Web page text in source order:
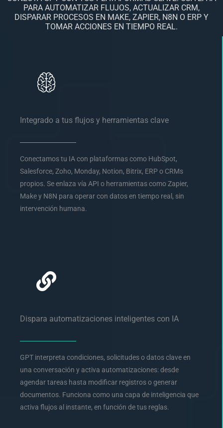
PARA AUTOMATIZAR FLUJOS, ACTUALIZAR CRM,
DISPARAR PROCESOS EN MAKE, ZAPIER, N8N O ERP Y
TOMAR ACCIONES EN TIEMPO REAL.
Integrado a tus flujos y herramientas clave
Conectamos tu IA con plataformas como HubSpot,
Salesforce, Zoho, Monday, Notion, Bitrix, ERP o CRMs
propios. Se enlaza vía API o herramientas como Zapier,
Make y N8N para operar con datos en tiempo real, sin
intervención humana.
Dispara automatizaciones inteligentes con IA
GPT interpreta condiciones, solicitudes o datos clave en
una conversación y activa automatizaciones: desde
agendar tareas hasta modificar registros o generar
documentos. Funciona como una capa de inteligencia que
activa flujos al instante, en función de tus reglas.